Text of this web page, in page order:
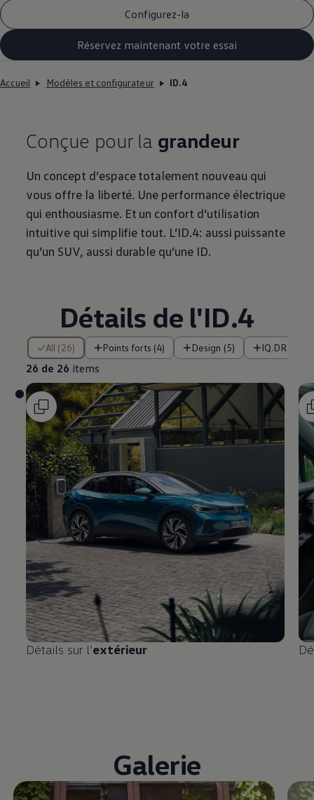
Configurez-la
Réservez maintenant votre essai
Accueil Modèles et configurateur ID.4
Conçue pour la grandeur
Un concept d’espace totalement nouveau qui
vous offre la liberté. Une performance électrique
qui enthousiasme. Et un confort d’utilisation
intuitive qui simplifie tout. L’ID.4: aussi puissante
qu’un SUV, aussi durable qu’une ID.
Détails de l'ID.4
All (26) Points forts (4) Design (5) IQ.DRIVE
26 de 26 items
26 de 26 items
Détails sur l’extérieur
Galerie
Enable fullscreen mode